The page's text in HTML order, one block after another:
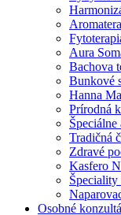
Aura
Bachova
Bunkové
Hanna
Prírodná
Tradičná
Zdravé
Kasfero
Špeciality
Osobné